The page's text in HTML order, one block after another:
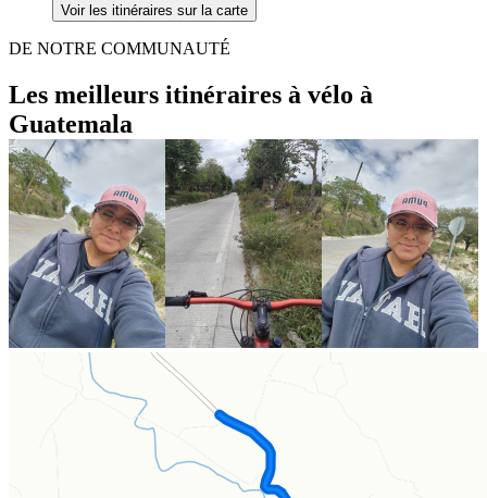
Voir les itinéraires sur la carte
DE NOTRE COMMUNAUTÉ
Les meilleurs itinéraires à vélo à
Guatemala